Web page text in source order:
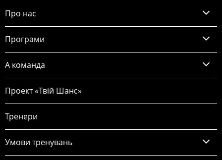
Про нас
Програми
А команда
Проект «Твій Шанс»
Тренери
Умови тренувань